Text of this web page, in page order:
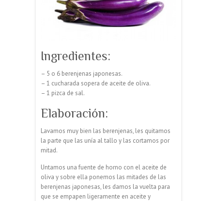
Ingredientes:
– 5 o 6 berenjenas japonesas.
– 1 cucharada sopera de aceite de oliva.
– 1 pizca de sal.
Elaboración:
Lavamos muy bien las berenjenas, les quitamos
la parte que las unía al tallo y las cortamos por
mitad.
Untamos una fuente de horno con el aceite de
oliva y sobre ella ponemos las mitades de las
berenjenas japonesas, les damos la vuelta para
que se empapen ligeramente en aceite y